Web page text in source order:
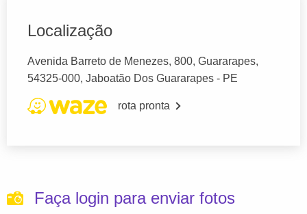
Localização
Avenida Barreto de Menezes, 800, Guararapes,
54325-000, Jaboatão Dos Guararapes - PE
rota pronta
Faça login para enviar fotos